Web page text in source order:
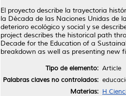
El proyecto describe la trayectoria
la Década de las Naciones Unidas de
deterioro ecológico y social y se
project describes the historical path
Decade for the Education of a
breakdown as well as presenting new
Tipo de elemento: Article
Palabras claves no controlados:
Materias: H